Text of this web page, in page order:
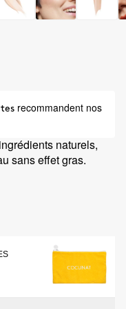
recommandent nos
naturels,
sans effet gras.